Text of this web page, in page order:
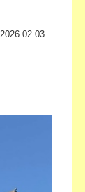
2026.02.03